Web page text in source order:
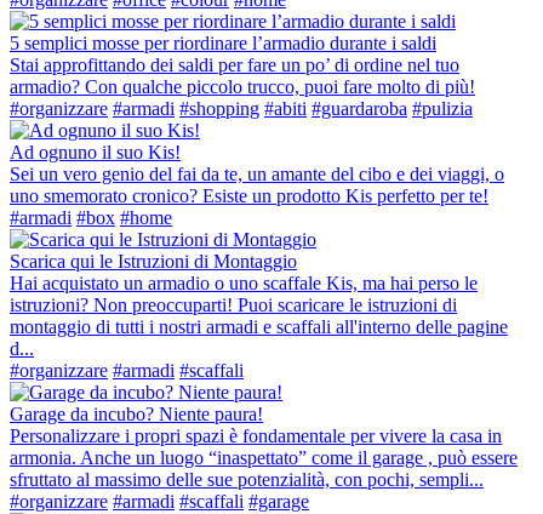
5 semplici mosse per riordinare l’armadio durante i saldi
Stai approfittando dei saldi per fare un po’ di ordine nel tuo
armadio? Con qualche piccolo trucco, puoi fare molto di più!
#organizzare #armadi #shopping #abiti #guardaroba #pulizia
Ad ognuno il suo Kis!
Sei un vero genio del fai da te, un amante del cibo e dei viaggi, o
uno smemorato cronico? Esiste un prodotto Kis perfetto per te!
#armadi #box #home
Scarica qui le Istruzioni di Montaggio
Hai acquistato un armadio o uno scaffale Kis, ma hai perso le
istruzioni? Non preoccuparti! Puoi scaricare le istruzioni di
montaggio di tutti i nostri armadi e scaffali all'interno delle pagine
d...
#organizzare #armadi #scaffali
Garage da incubo? Niente paura!
Personalizzare i propri spazi è fondamentale per vivere la casa in
armonia. Anche un luogo “inaspettato” come il garage , può essere
sfruttato al massimo delle sue potenzialità, con pochi, sempli...
#organizzare #armadi #scaffali #garage